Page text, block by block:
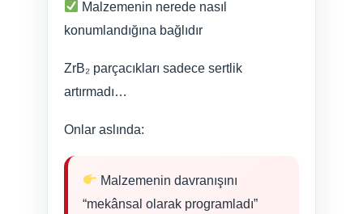
Malzemenin nerede nasıl
konumlandığına bağlıdır
ZrB₂ parçacıkları sadece sertlik
artırmadı…
Onlar aslında:
Malzemenin davranışını
“mekânsal olarak programladı”